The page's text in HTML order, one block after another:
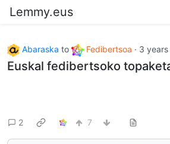
Lemmy.eus
Abaraska to Fedibertsoa · 3
Euskal fedibertsoko
2 7